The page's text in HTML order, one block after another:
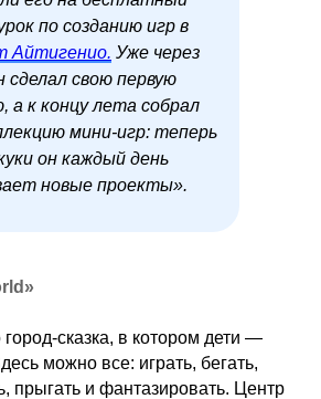
по созданию игр в
Айтигенио. Уже через
сделал свою первую
а к концу лета собрал
мини-игр: теперь
он каждый день
новые проекты».
сказка, в котором дети —
можно все: играть, бегать,
прыгать и фантазировать. Центр